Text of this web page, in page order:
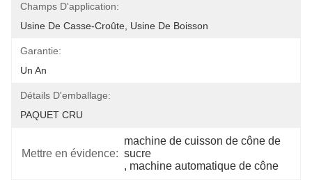
Champs D'application:
Usine De Casse-Croûte, Usine De Boisson
Garantie:
Un An
Détails D'emballage:
PAQUET CRU
Mettre en évidence:
machine de cuisson de cône de
sucre
, machine automatique de cône